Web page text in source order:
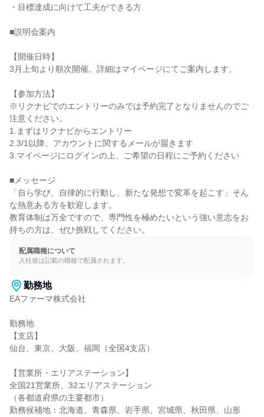
・目標達成に向けて工夫ができる方
■説明会案内
【開催日時】
3月上旬より順次開催。詳細はマイページにてご案内します。
【参加方法】
※リクナビでのエントリーのみでは予約完了となりませんのでご
注意ください。
1.まずはリクナビからエントリー
2.3/1以降、アカウントに関するメールが届きます
3.マイページにログインの上、ご希望の日程にご予約ください
■メッセージ
「自ら学び、自律的に行動し、新たな発想で変革を起こす」そん
な熱意ある方を歓迎します。
教育体制は万全ですので、専門性を極めたいという強い意志をお
持ちの方は、ぜひ挑戦してください。
配属職種について
入社後は記載の職種で配属されます。
勤務地
EAファーマ株式会社
勤務地
【支店】
仙台、東京、大阪、福岡（全国4支店）
【営業所・エリアステーション】
全国21営業所、32エリアステーション
（各都道府県の主要都市）
勤務候補地：北海道、青森県、岩手県、宮城県、秋田県、山形